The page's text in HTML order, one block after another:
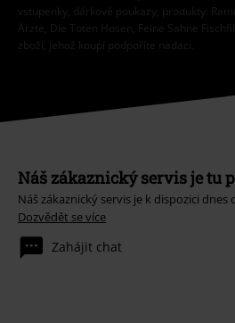
Odebírat
slevovými kódy. Po vložení a potvrzení
odečtena z vašeho nákupního košíku.